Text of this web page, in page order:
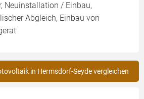
Neuinstallation / Einbau,
Abgleich, Einbau von
in Hermsdorf-Seyde vergleichen